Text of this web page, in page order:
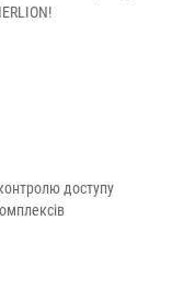
доступу